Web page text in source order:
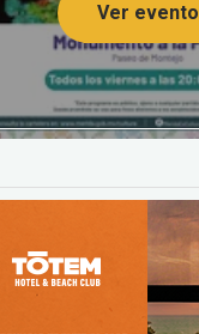
Ver evento